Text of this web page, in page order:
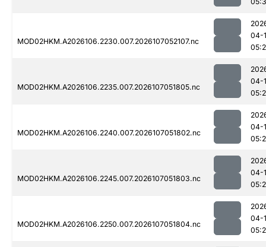
MOD02HKM.A2026106.2230.007.2026107052107.nc
04-
MOD02HKM.A2026106.2235.007.2026107051805.nc
04-
MOD02HKM.A2026106.2240.007.2026107051802.nc
04-
MOD02HKM.A2026106.2245.007.2026107051803.nc
04-
MOD02HKM.A2026106.2250.007.2026107051804.nc
04-